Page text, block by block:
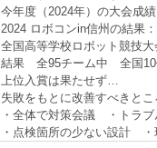
今年度（2024年）の大会成
2024 ロボコンin信州の結果
全国高等学校ロボット競技大
結果　全95チーム中　全国
上位入賞は果たせず…
失敗をもとに改善すべきとこ
・全体で対策会議　・トラ
・点検箇所の少ない設計　